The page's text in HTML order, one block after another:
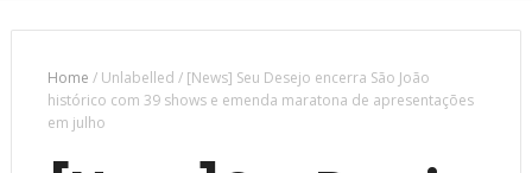
Home /Unlabelled / [News] Seu Desejo encerra São João
histórico com 39 shows e emenda maratona de apresentações
em julho